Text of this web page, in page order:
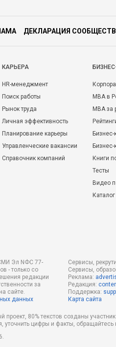
ДЕКЛАРАЦИЯ
КАРЬЕРА
HR-менеджмент
Поиск работы
Рынок труда
Личная эффективность
Планирование карьеры
Управленческие вакансии
Справочник компаний
MBA в
MBA
Бизнес-
Книги
Тесты
Видео
Эл NФС 77-
- только со
редакции
за
сайте.
данных
Сервисы,
Сервисы,
Реклама:
Редакция:
Поддержка:
Карта сайта
проект, 80% текстов созданы
уточнить цифры и факты,